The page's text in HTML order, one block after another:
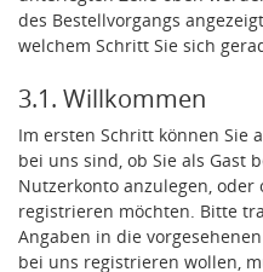
des Bestellvorgangs
welchem Schritt Sie sich
3.1. Willkommen
Im ersten Schritt können Sie
bei uns sind, ob Sie als Gast
Nutzerkonto anzulegen, oder
registrieren möchten. Bitte
Angaben in die
bei uns registrieren wollen,